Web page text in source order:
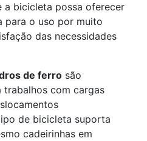
a bicicleta possa oferecer
para o uso por muito
das necessidades
de ferro são
trabalhos com cargas
de bicicleta suporta
cadeirinhas em